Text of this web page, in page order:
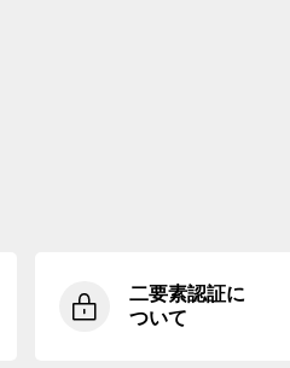
二要素認証に
ついて